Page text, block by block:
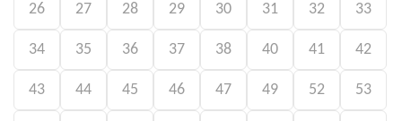
26 27 28 29 30 31 32 33
34 35 36 37 38 40 41 42
43 44 45 46 47 49 52 53